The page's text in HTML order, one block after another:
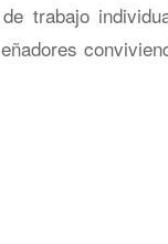
trabajo